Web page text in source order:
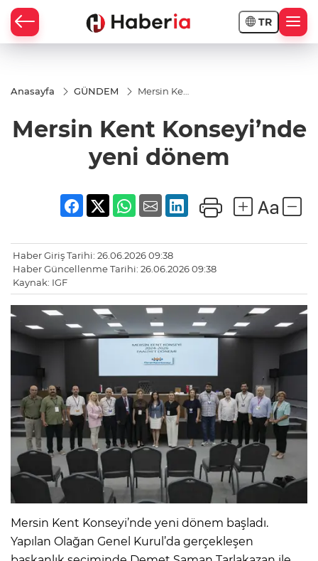
TR
Anasayfa GÜNDEM
Mersin Kent
Mersin Kent Konseyi’nde
yeni dönem
Haber Giriş Tarihi: 26.06.2026 09:38
Haber Güncellenme Tarihi: 26.06.2026 09:38
Kaynak: IGF
Mersin Kent Konseyi’nde yeni dönem başladı.
Yapılan Olağan Genel Kurul’da gerçekleşen